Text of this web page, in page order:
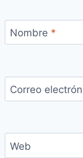
Nombre *
Correo
Web